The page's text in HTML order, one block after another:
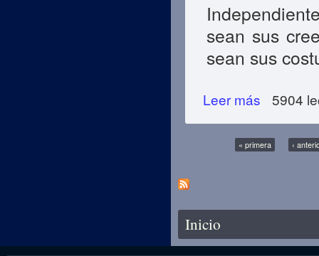
sean sus
sean sus
Leer más sobre El
5904
« primera ‹
Se encuentra usted aquí
Inicio